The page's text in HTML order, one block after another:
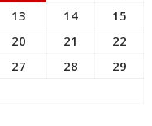
13 14
15
20 21
22
27 28
29